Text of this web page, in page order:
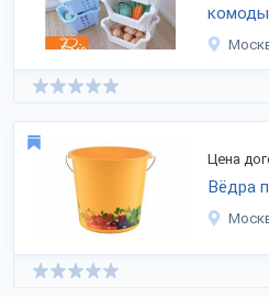
комоды
Цена
Вёдра